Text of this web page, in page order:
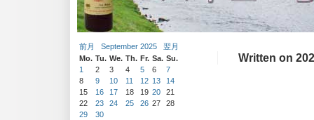
前月 September 2025
翌月
Mo. Tu. We. Th. Fr. Sa. Su.
1
2 3 4 5 6
7
8
9 10 11 12 13
14
15
16 17 18 19 20
21
22
23 24 25 26 27
28
29
30
Written on